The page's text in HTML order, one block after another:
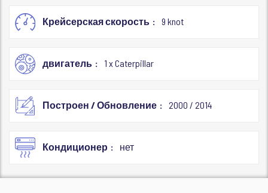
Крейсерская скорость 9 knot
двигатель 1 x Caterpillar
Построен / Обновление 2000 / 2014
Кондиционер нет